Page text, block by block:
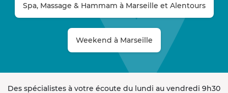
Spa, Massage & Hammam à Marseille et Alentours
Weekend à Marseille
Des spécialistes à votre écoute du lundi au vendredi 9h30